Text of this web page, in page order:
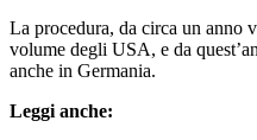
La procedura, da circa un anno
volume degli USA, e da
anche in Germania.
Leggi anche: